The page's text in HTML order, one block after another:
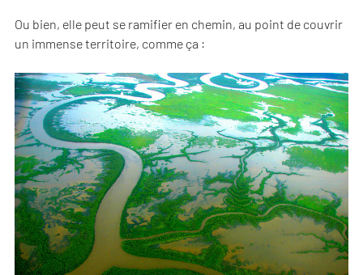
Ou bien, elle peut se ramifier en chemin, au point de couvrir
un immense territoire, comme ça :